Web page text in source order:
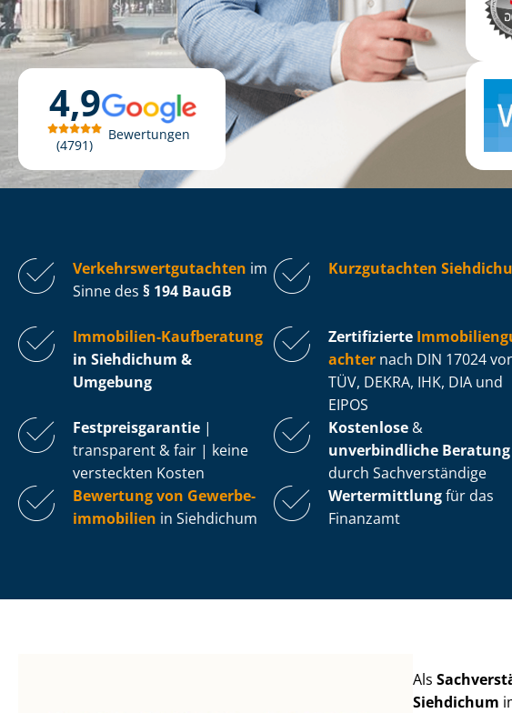
4,9
4791
Bewertungen
Ver­kehrs­wert­gut­ach­ten im
Sinne des § 194 BauGB
Kurzgutachten
Immobilien-Kaufberatung
in Siehdichum &
Umgebung
Zertifizierte
ach­ter nach DIN 17024
TÜV, DEKRA, IHK, DIA und
EIPOS
Fest­preis­ga­ran­tie |
transparent & fair | keine
versteckten Kosten
Kostenlose &
unverbindliche Beratung
durch Sachverständige
Bewertung von Ge­wer­be­
im­mo­bi­li­en in Siehdichum
Wertermittlungfür das
Finanzamt
Als
Siehdichum